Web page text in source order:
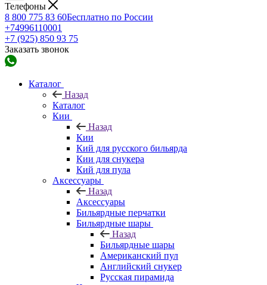
Телефоны
8 800 775 83 60Бесплатно по России
+74996110001
+7 (925) 850 93 75
Заказать звонок
Каталог
Назад
Каталог
Кии
Назад
Кии
Кий для русского бильярда
Кии для снукера
Кий для пула
Аксессуары
Назад
Аксессуары
Бильярдные перчатки
Бильярдные шары
Назад
Бильярдные шары
Американский пул
Английский снукер
Русская пирамида